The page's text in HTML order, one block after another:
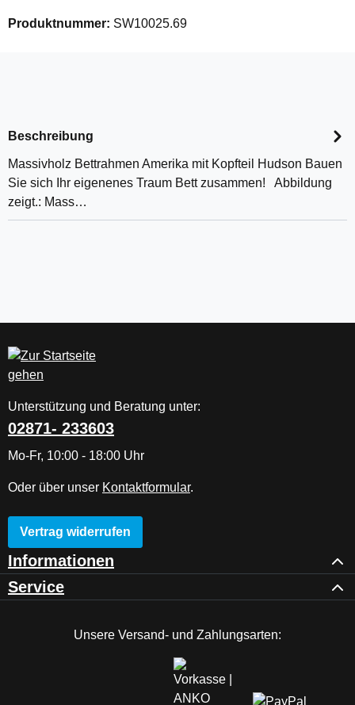
Produktnummer: SW10025.69
Beschreibung
Massivholz Bettrahmen Amerika mit Kopfteil Hudson Bauen
Sie sich Ihr eigenenes Traum Bett zusammen! Abbildung
zeigt.: Mass…
Unterstützung und Beratung unter:
02871- 233603
Mo-Fr, 10:00 - 18:00 Uhr
Oder über unser Kontaktformular.
Vertrag widerrufen
Informationen
Service
Unsere Versand- und Zahlungsarten: